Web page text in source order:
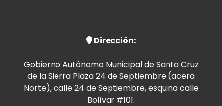
Dirección:
Gobierno Autónomo Municipal de Santa Cruz
de la Sierra Plaza 24 de Septiembre (acera
Norte), calle 24 de Septiembre, esquina calle
Bolívar #101.